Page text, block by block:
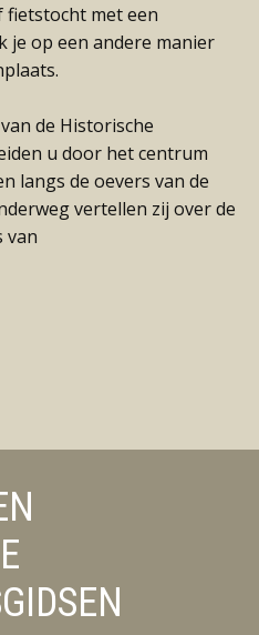
fietstocht met een
je op een andere manier
de Historische
u door het centrum
langs de oevers van de
vertellen zij over de
van